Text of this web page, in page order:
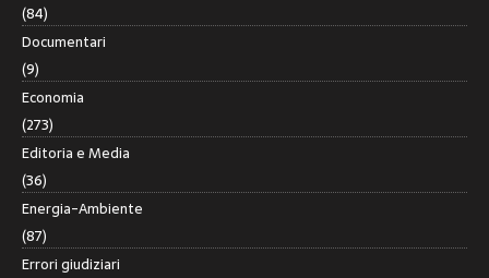
(84)
Documentari
(9)
Economia
(273)
Editoria e Media
(36)
Energia-Ambiente
(87)
Errori giudiziari